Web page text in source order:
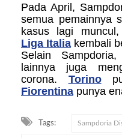
Pada April,
semua pemainnya
kasus lagi
Liga Italia kembali
Selain
lainnya juga
corona. Torino
Fiorentina punya
Tags: Sampdoria